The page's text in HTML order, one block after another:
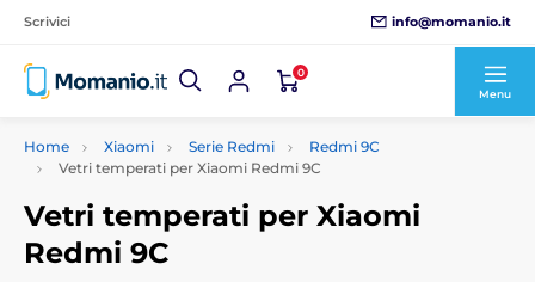
Scrivici info@momanio.it
0
Menu
Home Xiaomi Serie Redmi
Redmi 9C
Vetri temperati per Xiaomi Redmi 9C
Vetri temperati per Xiaomi
Redmi 9C